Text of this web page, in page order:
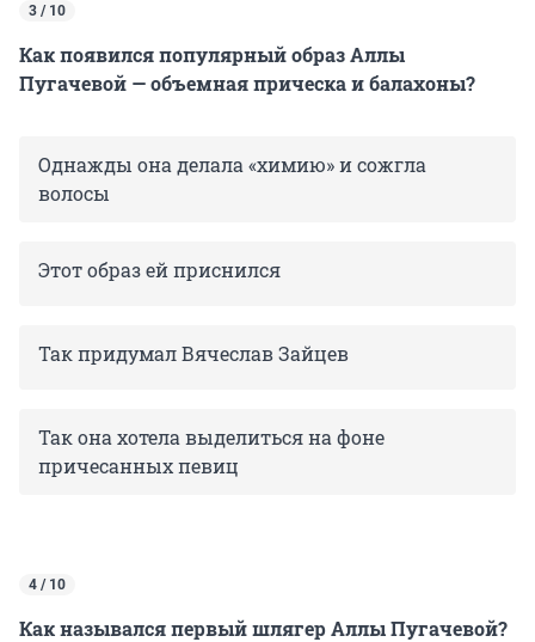
3 / 10
Как появился популярный образ Аллы
Пугачевой — объемная прическа и балахоны?
Однажды она делала «химию» и сожгла
волосы
Этот образ ей приснился
Так придумал Вячеслав Зайцев
Так она хотела выделиться на фоне
причесанных певиц
4 / 10
Как назывался первый шлягер Аллы Пугачевой?